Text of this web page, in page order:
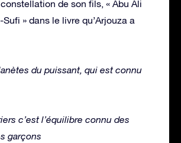
de son fils, « Abu Ali
» dans le livre qu’Arjouza a
du puissant, qui est connu
c’est l’équilibre connu des
garçons